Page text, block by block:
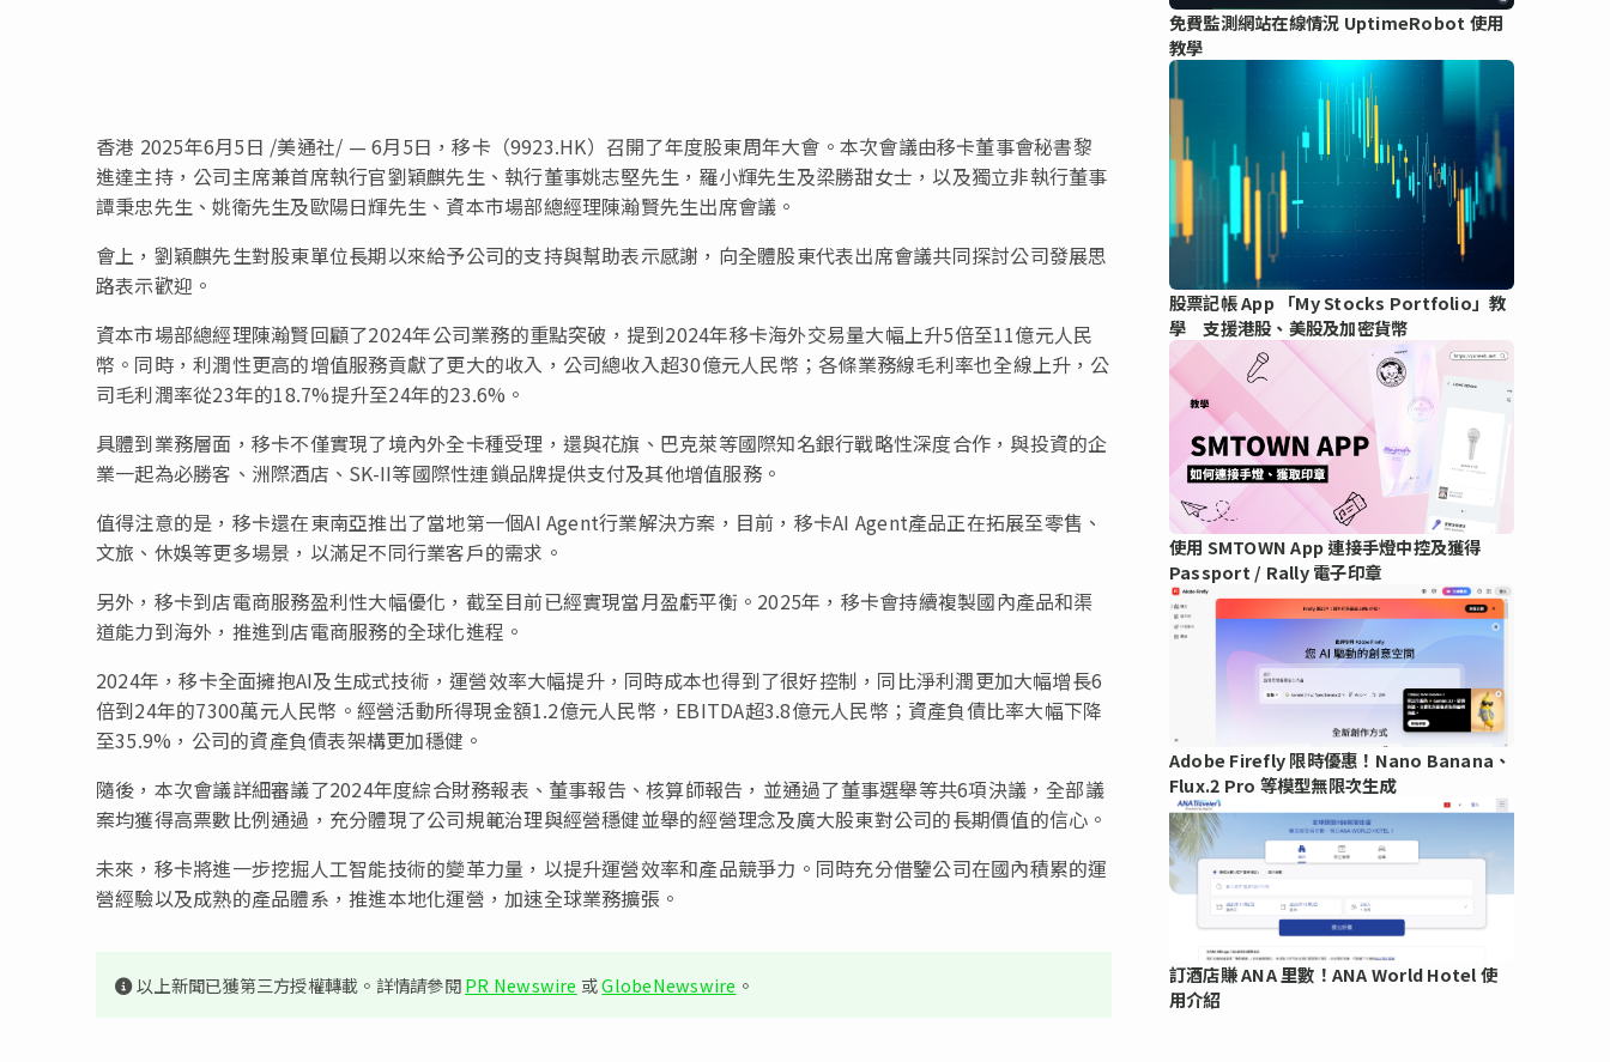
香港 2025年6月5日 /美通社/ — 6月5日，移卡（9923.HK）召開了年度股東周年大會。本次會議由移卡董事會秘書黎
進達主持，公司主席兼首席執行官劉穎麒先生、執行董事姚志堅先生，羅小輝先生及梁勝甜女士，以及獨立非執行董事
譚秉忠先生、姚衛先生及歐陽日輝先生、資本市場部總經理陳瀚賢先生出席會議。
會上，劉穎麒先生對股東單位長期以來給予公司的支持與幫助表示感謝，向全體股東代表出席會議共同探討公司發展思
路表示歡迎。
資本市場部總經理陳瀚賢回顧了2024年公司業務的重點突破，提到2024年移卡海外交易量大幅上升5倍至11億元人民
幣。同時，利潤性更高的增值服務貢獻了更大的收入，公司總收入超30億元人民幣；各條業務線毛利率也全線上升，公
司毛利潤率從23年的18.7%提升至24年的23.6%。
具體到業務層面，移卡不僅實現了境內外全卡種受理，還與花旗、巴克萊等國際知名銀行戰略性深度合作，與投資的企
業一起為必勝客、洲際酒店、SK-II等國際性連鎖品牌提供支付及其他增值服務。
值得注意的是，移卡還在東南亞推出了當地第一個AI Agent行業解決方案，目前，移卡AI Agent產品正在拓展至零售、
文旅、休娛等更多場景，以滿足不同行業客戶的需求。
另外，移卡到店電商服務盈利性大幅優化，截至目前已經實現當月盈虧平衡。2025年，移卡會持續複製國內產品和渠
道能力到海外，推進到店電商服務的全球化進程。
2024年，移卡全面擁抱AI及生成式技術，運營效率大幅提升，同時成本也得到了很好控制，同比淨利潤更加大幅增長6
倍到24年的7300萬元人民幣。經營活動所得現金額1.2億元人民幣，EBITDA超3.8億元人民幣；資產負債比率大幅下降
至35.9%，公司的資產負債表架構更加穩健。
隨後，本次會議詳細審議了2024年度綜合財務報表、董事報告、核算師報告，並通過了董事選舉等共6項決議，全部議
案均獲得高票數比例通過，充分體現了公司規範治理與經營穩健並舉的經營理念及廣大股東對公司的長期價值的信心。
未來，移卡將進一步挖掘人工智能技術的變革力量，以提升運營效率和產品競爭力。同時充分借鑒公司在國內積累的運
營經驗以及成熟的產品體系，推進本地化運營，加速全球業務擴張。
以上新聞已獲第三方授權轉載。詳情請參閱PR Newswire 或GlobeNewswire 。
免費監測網站在線情況 UptimeRobot 使用
教學
股票記帳 App 「My Stocks Portfolio」教
學 支援港股、美股及加密貨幣
使用 SMTOWN App 連接手燈中控及獲得
Passport / Rally 電子印章
Adobe Firefly 限時優惠！Nano Banana、
Flux.2 Pro 等模型無限次生成
訂酒店賺 ANA 里數！ANA World Hotel 使
用介紹